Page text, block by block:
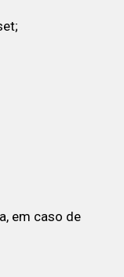
em caso de